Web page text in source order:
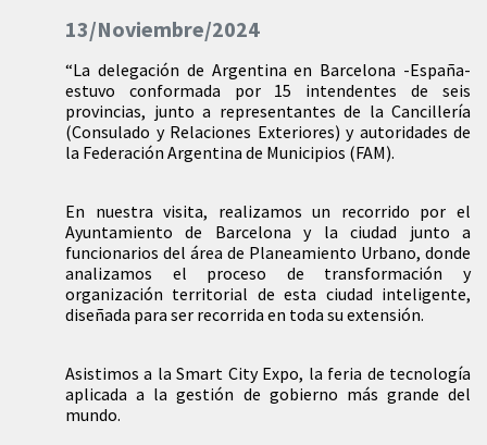
13/Noviembre/2024
“La delegación de Argentina en Barcelona -España-
estuvo conformada por 15 intendentes de seis
provincias, junto a representantes de la Cancillería
(Consulado y Relaciones Exteriores) y autoridades de
la Federación Argentina de Municipios (FAM).
En nuestra visita, realizamos un recorrido por el
Ayuntamiento de Barcelona y la ciudad junto a
funcionarios del área de Planeamiento Urbano, donde
analizamos el proceso de transformación y
organización territorial de esta ciudad inteligente,
diseñada para ser recorrida en toda su extensión.
Asistimos a la Smart City Expo, la feria de tecnología
aplicada a la gestión de gobierno más grande del
mundo.